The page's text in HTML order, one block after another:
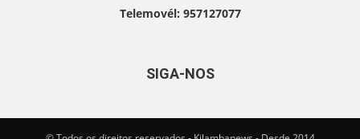
Telemovél: 957127077
SIGA-NOS